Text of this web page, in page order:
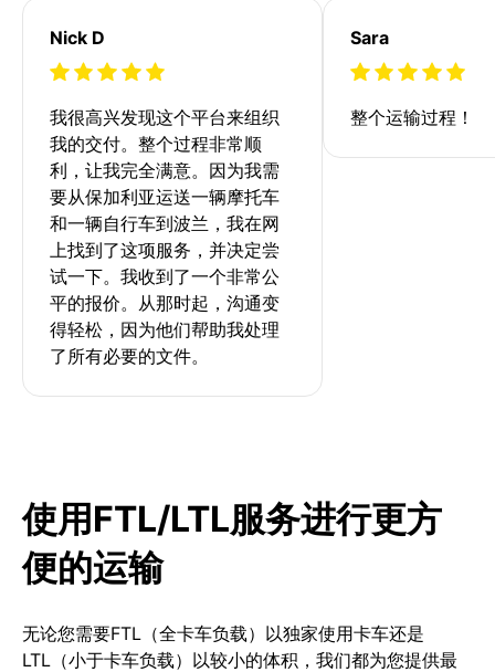
Nick D
我很高兴发现这个平台来组织
我的交付。整个过程非常顺
利，让我完全满意。因为我需
要从保加利亚运送一辆摩托车
和一辆自行车到波兰，我在网
上找到了这项服务，并决定尝
试一下。我收到了一个非常公
平的报价。从那时起，沟通变
得轻松，因为他们帮助我处理
了所有必要的文件。
Sara
整个运输过程！
使用FTL/LTL服务进行更方
便的运输
无论您需要FTL（全卡车负载）以独家使用卡车还是
LTL（小于卡车负载）以较小的体积，我们都为您提供最